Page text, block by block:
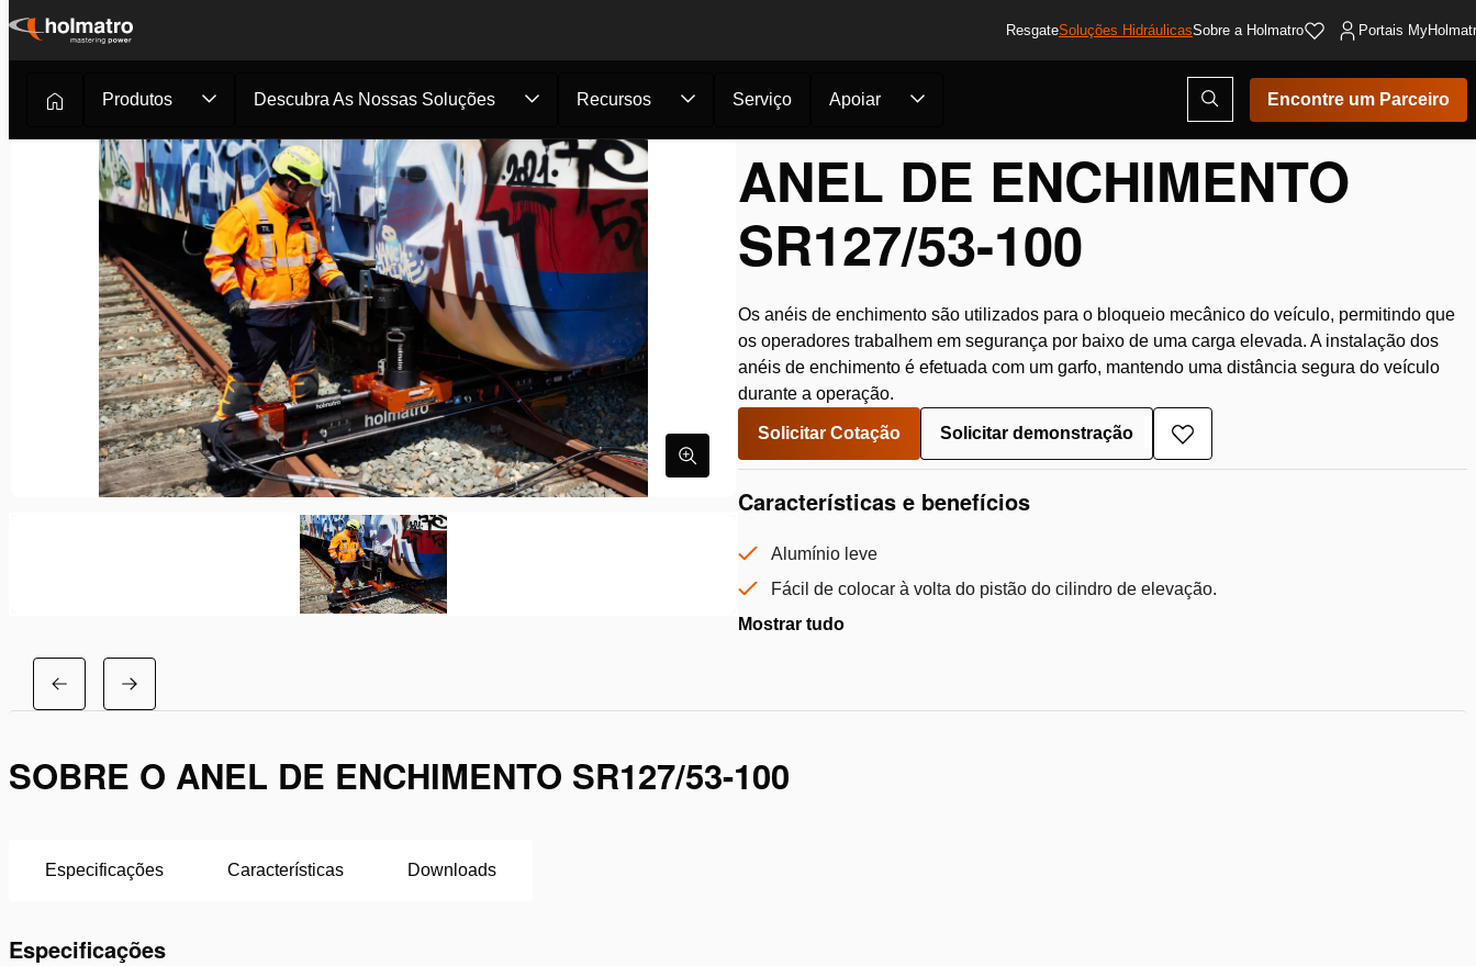
Ir
ResgateSoluções HidráulicasSobre a Holmatro Portais
Produtos Descubra As Nossas Soluções Recursos Serviço Apoiar
Abrir
modal
de
pesquisa
Encontre um Parceiro
Soluções Hidráulicas Carrilamento - Recuperação de Veículos Componentes de deslizamento e elevação Anéis de Empilhamento Anel de enchiment...
ANEL DE ENCHIMENTO
SR127/53-100
Os anéis de enchimento são utilizados para o bloqueio mecânico do veículo, permitindo que
os operadores trabalhem em segurança por baixo de uma carga elevada. A instalação dos
anéis de enchimento é efetuada com um garfo, mantendo uma distância segura do veículo
durante a operação.
Solicitar Cotação Solicitar demonstração
Adicionar
à
Características e benefícios
Alumínio leve
Fácil de colocar à volta do pistão do cilindro de elevação.
Mostrar tudo
SOBRE O ANEL DE ENCHIMENTO SR127/53-100
Especificações Características Downloads
Especificações